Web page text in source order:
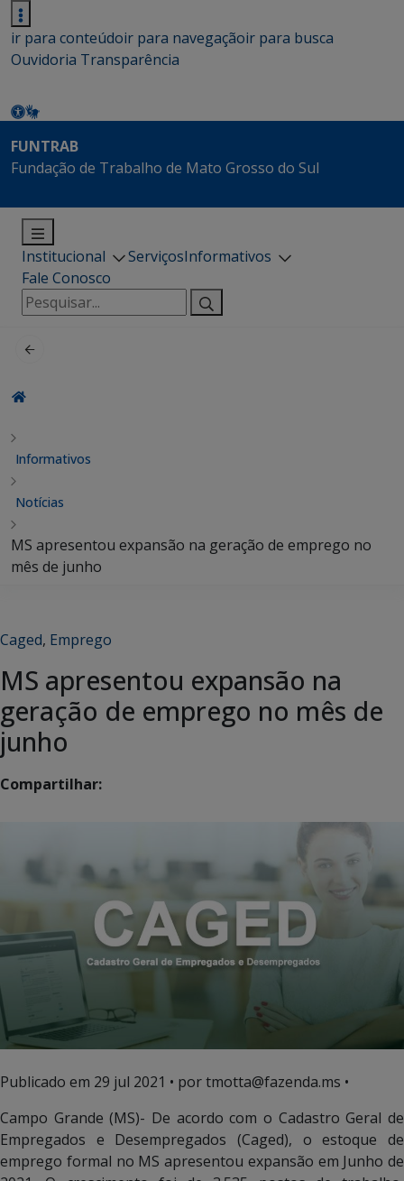
ir para conteúdoir para navegaçãoir para busca
Ouvidoria Transparência
FUNTRAB
Fundação de Trabalho de Mato Grosso do Sul
Institucional ServiçosInformativos
Fale Conosco
Pesquisar
por:
Informativos
Notícias
MS apresentou expansão na geração de emprego no
mês de junho
Caged, Emprego
MS apresentou expansão na
geração de emprego no mês de
junho
Compartilhar:
Publicado em 29 jul 2021 • por tmotta@fazenda.ms •
Campo Grande (MS)- De acordo com o Cadastro Geral de
Empregados e Desempregados (Caged), o estoque de
emprego formal no MS apresentou expansão em Junho de